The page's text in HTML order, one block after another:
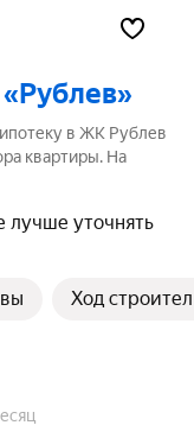
в ЖК Рублев
квартиры. На
банков для
уточнять
Ход